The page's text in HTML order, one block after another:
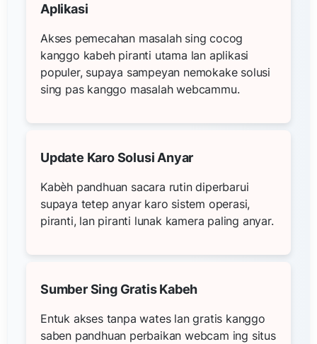
Aplikasi
Akses pemecahan masalah sing cocog
kanggo kabeh piranti utama lan aplikasi
populer, supaya sampeyan nemokake solusi
sing pas kanggo masalah webcammu.
Update Karo Solusi Anyar
Kabèh pandhuan sacara rutin diperbarui
supaya tetep anyar karo sistem operasi,
piranti, lan piranti lunak kamera paling anyar.
Sumber Sing Gratis Kabeh
Entuk akses tanpa wates lan gratis kanggo
saben pandhuan perbaikan webcam ing situs